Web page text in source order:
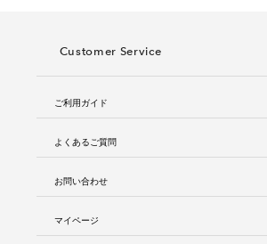
Customer Service
ご利用ガイド
よくあるご質問
お問い合わせ
マイページ